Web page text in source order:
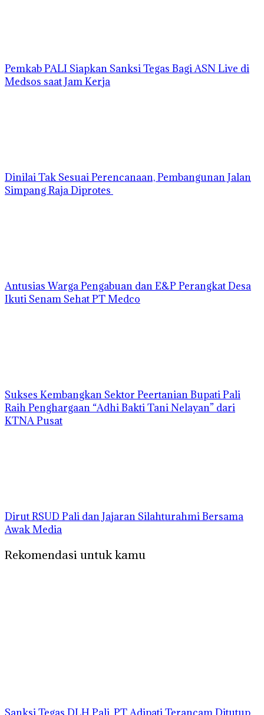
Pemkab PALI Siapkan Sanksi Tegas Bagi ASN Live di
Medsos saat Jam Kerja
Dinilai Tak Sesuai Perencanaan, Pembangunan Jalan
Simpang Raja Diprotes
Antusias Warga Pengabuan dan E&P Perangkat Desa
Ikuti Senam Sehat PT Medco
Sukses Kembangkan Sektor Peertanian Bupati Pali
Raih Penghargaan “Adhi Bakti Tani Nelayan” dari
KTNA Pusat
Dirut RSUD Pali dan Jajaran Silahturahmi Bersama
Awak Media
Rekomendasi untuk kamu